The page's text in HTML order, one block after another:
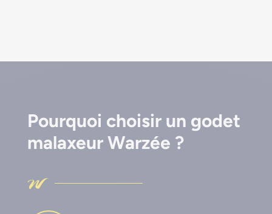
Pourquoi choisir un godet
malaxeur Warzée ?